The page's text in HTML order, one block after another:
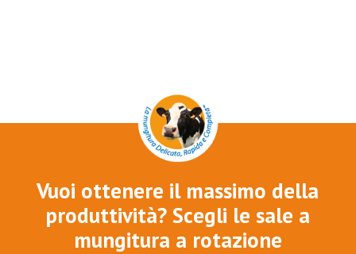
Vuoi ottenere il massimo della
produttività? Scegli le sale a
mungitura a rotazione